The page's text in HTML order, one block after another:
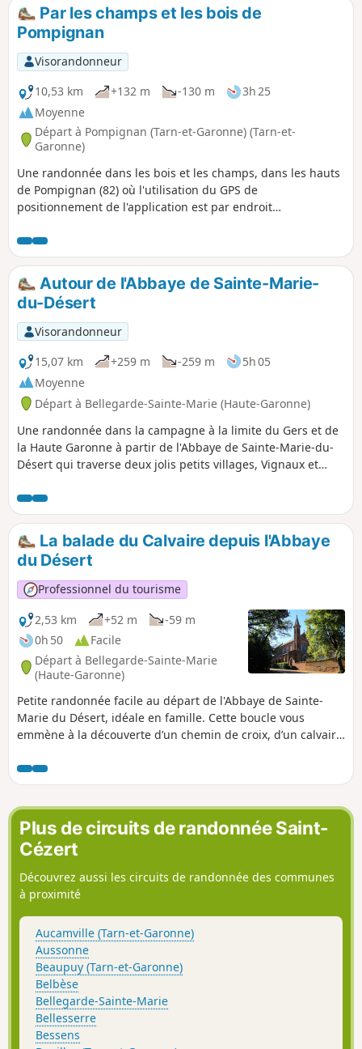
Par les champs et les bois de
Pompignan
Visorandonneur
10,53 km
+132 m -130 m
3h 25
Moyenne
Départ à Pompignan (Tarn-et-Garonne) (Tarn-et-
Garonne)
Une randonnée dans les bois et les champs, dans les hauts
de Pompignan (82) où l'utilisation du GPS de
positionnement de l'application est par endroit
Autour de l'Abbaye de Sainte-Marie-
du-Désert
Visorandonneur
15,07 km
+259 m -259 m
5h 05
Moyenne
Départ à Bellegarde-Sainte-Marie (Haute-Garonne)
Une randonnée dans la campagne à la limite du Gers et de
la Haute Garonne à partir de l'Abbaye de Sainte-Marie-du-
Désert qui traverse deux jolis petits villages, Vignaux et
La balade du Calvaire depuis l'Abbaye
du Désert
Professionnel du tourisme
2,53 km
+52 m
-59 m
0h 50
Facile
Départ à Bellegarde-Sainte-Marie
(Haute-Garonne)
Petite randonnée facile au départ de l'Abbaye de Sainte-
Marie du Désert, idéale en famille. Cette boucle vous
emmène à la découverte d’un chemin de croix, d’un calvaire
d’une chapelle de pèlerinage. Un parcours court, varié et
ressourçant.
Plus de circuits de randonnée Saint-
Cézert
Découvrez aussi les circuits de randonnée des communes
à proximité
Aucamville (Tarn-et-Garonne)
Aussonne
Beaupuy (Tarn-et-Garonne)
Belbèse
Bellegarde-Sainte-Marie
Bellesserre
Bessens